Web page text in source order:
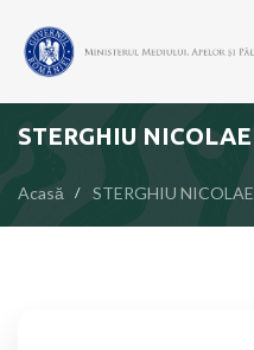
STERGHIU NICOLAE
Acasă STERGHIU NICOLAE